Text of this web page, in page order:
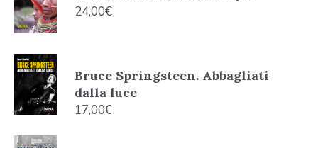
24,00€
Bruce Springsteen. Abbagliati
dalla luce
17,00€